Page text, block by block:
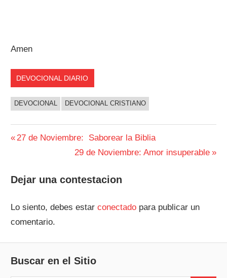
Amen
DEVOCIONAL DIARIO
DEVOCIONAL DEVOCIONAL CRISTIANO
Navegación
entradas
Entrada
27 de Noviembre: Saborear la Biblia
Siguiente
29 de Noviembre: Amor insuperable
Dejar una contestacion
Lo siento, debes estarconectado para publicar un
comentario.
Buscar en el Sitio